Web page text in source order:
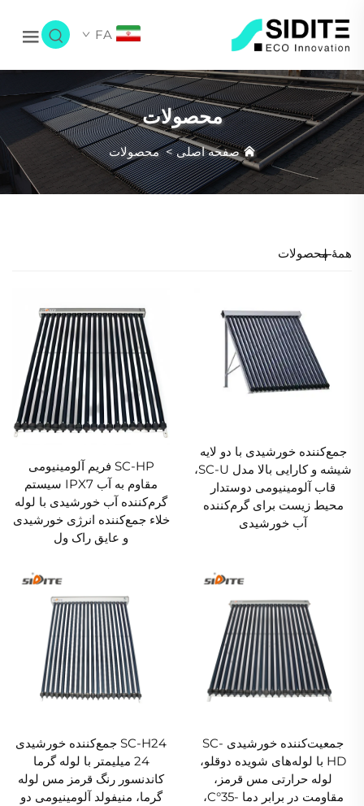
FA
محصولات
صفحه اصلی>محصولات
همهٔ محصولات
جمع‌کننده خورشیدی با دو لایه
شیشه و کارایی بالا مدل SC-U،
قاب آلومینیومی دوستدار
محیط زیست برای گرم‌کننده
آب خورشیدی
SC-HP فریم آلومینیومی
مقاوم به آب IPX7 سیستم
گرم‌کننده آب خورشیدی با لوله
خلاء جمع‌کننده انرژی خورشیدی
و عایق راک ول
جمعیت‌کننده خورشیدی SC-
HD با لوله‌های شویده دوقلو،
لوله حرارتی مس قرمز،
مقاومت در برابر دما -35°C،
SC-H24 جمع‌کننده خورشیدی
24 میلیمتر با لوله گرما
کاندنسور رنگ قرمز مس لوله
گرما، منیفولد آلومینیومی دو